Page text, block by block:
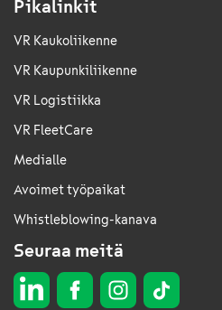
Pikalinkit
VR Kaukoliikenne
VR Kaupunkiliikenne
VR Logistiikka
VR FleetCare
Medialle
Avoimet työpaikat
Whistleblowing-kanava
Seuraa meitä